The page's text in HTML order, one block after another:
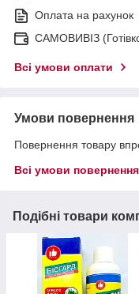
Оплата на рахунок
САМОВИВІЗ
Всі умови оплати
Умови повернення
Повернення товару
Всі умови повернення
Подібні товари